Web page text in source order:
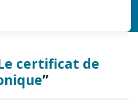
certificat de
”